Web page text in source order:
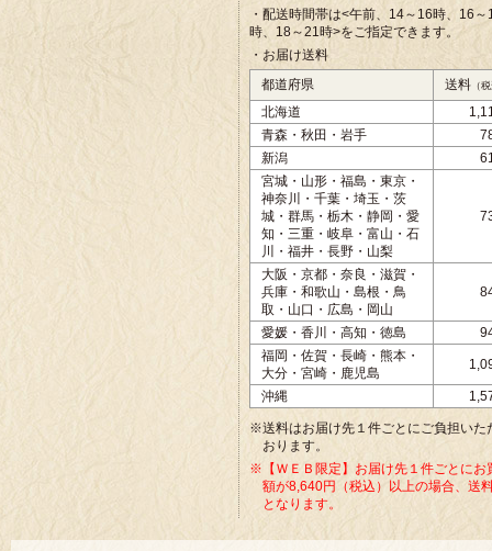
・配送時間帯は<午前、 14～16時、16～
時、18～21時>をご指定できます。
・お届け送料
都道府県
送料 （
北海道
青森・秋田・岩手
新潟
宮城・山形・福島・東京・
神奈川・千葉・埼玉・茨
城・群馬・栃木・静岡・愛
知・三重・岐阜・富山・石
川・福井・長野・山梨
大阪・京都・奈良・滋賀・
兵庫・和歌山・島根・鳥
取・山口・広島・岡山
愛媛・香川・高知・徳島
福岡・佐賀・長崎・熊本・
大分・宮崎・鹿児島
沖縄
※送料はお届け先１件ごとにご負担いた
おります。
※【ＷＥＢ限定】お届け先１件ごとにお
額が8,640円（税込）以上の場合、送
となります。